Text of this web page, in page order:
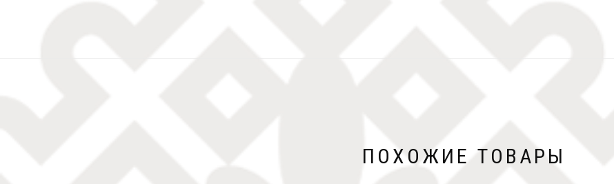
ПОХОЖИЕ ТОВАРЫ